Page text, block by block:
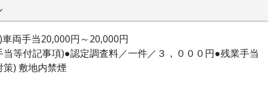
両手当20,000円～20,000円
当等付記事項)●認定調査料／一件／３，０００円●残業手当
) 敷地内禁煙